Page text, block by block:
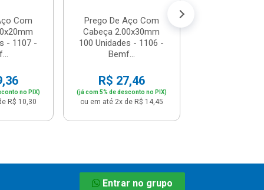
Com
- 1107 -
no PIX)
R$ 10,30
Prego De Aço Com
Cabeça 2.00x30mm
100 Unidades - 1106 -
Bemf...
R$ 27,46
(já com 5% de desconto no PIX)
ou em até 2x de R$ 14,45
Entrar no grupo